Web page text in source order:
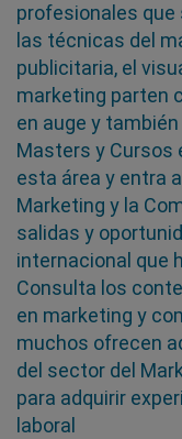
profesionales que
las técnicas del
publicitaria, el
marketing parten
en auge y
Masters y Cursos
esta área y entra
Marketing y la
salidas y
internacional que
Consulta los
en marketing y
muchos ofrecen
del sector del
para adquirir
laboral